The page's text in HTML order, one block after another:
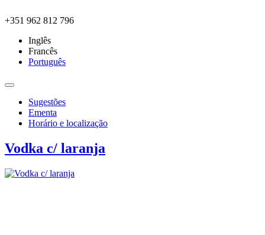
+351 962 812 796
Inglês
Francês
Português
Sugestões
Ementa
Horário e localização
Vodka c/ laranja